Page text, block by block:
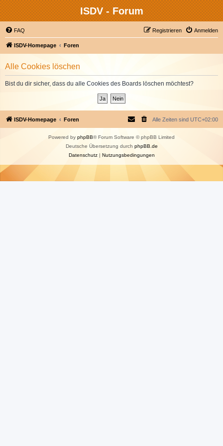
ISDV - Forum
FAQ Anmelden
Registrieren
ISDV-Homepage Foren
Alle Cookies löschen
Bist du dir sicher, dass du alle Cookies des Boards löschen möchtest?
ISDV-Homepage Foren Alle Zeiten sind UTC+02:00
Powered by phpBB® Forum Software © phpBB Limited
Deutsche Übersetzung durch phpBB.de
Datenschutz| Nutzungsbedingungen